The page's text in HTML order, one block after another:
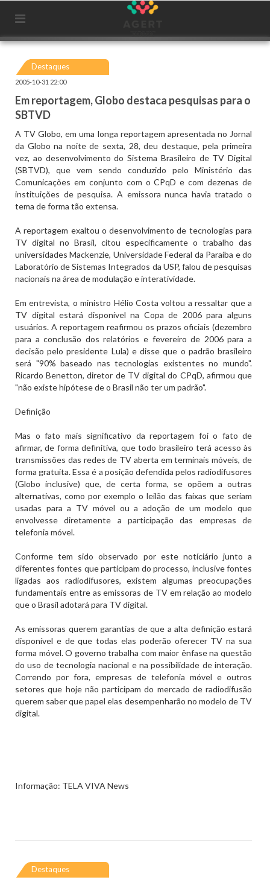
Destaques
2005-10-31 22:00
Em reportagem, Globo destaca pesquisas para o
SBTVD
A TV Globo, em uma longa reportagem apresentada no Jornal
da Globo na noite de sexta, 28, deu destaque, pela primeira
vez, ao desenvolvimento do Sistema Brasileiro de TV Digital
(SBTVD), que vem sendo conduzido pelo Ministério das
Comunicações em conjunto com o CPqD e com dezenas de
instituições de pesquisa. A emissora nunca havia tratado o
tema de forma tão extensa.
A reportagem exaltou o desenvolvimento de tecnologias para
TV digital no Brasil, citou especificamente o trabalho das
universidades Mackenzie, Universidade Federal da Paraíba e do
Laboratório de Sistemas Integrados da USP, falou de pesquisas
nacionais na área de modulação e interatividade.
Em entrevista, o ministro Hélio Costa voltou a ressaltar que a
TV digital estará disponível na Copa de 2006 para alguns
usuários. A reportagem reafirmou os prazos oficiais (dezembro
para a conclusão dos relatórios e fevereiro de 2006 para a
decisão pelo presidente Lula) e disse que o padrão brasileiro
será "90% baseado nas tecnologias existentes no mundo".
Ricardo Benetton, diretor de TV digital do CPqD, afirmou que
"não existe hipótese de o Brasil não ter um padrão".
Definição
Mas o fato mais significativo da reportagem foi o fato de
afirmar, de forma definitiva, que todo brasileiro terá acesso às
transmissões das redes de TV aberta em terminais móveis, de
forma gratuita. Essa é a posição defendida pelos radiodifusores
(Globo inclusive) que, de certa forma, se opõem a outras
alternativas, como por exemplo o leilão das faixas que seriam
usadas para a TV móvel ou a adoção de um modelo que
envolvesse diretamente a participação das empresas de
telefonia móvel.
Conforme tem sido observado por este notíciário junto a
diferentes fontes que participam do processo, inclusive fontes
ligadas aos radiodifusores, existem algumas preocupações
fundamentais entre as emissoras de TV em relação ao modelo
que o Brasil adotará para TV digital.
As emissoras querem garantias de que a alta definição estará
disponível e de que todas elas poderão oferecer TV na sua
forma móvel. O governo trabalha com maior ênfase na questão
do uso de tecnologia nacional e na possibilidade de interação.
Correndo por fora, empresas de telefonia móvel e outros
setores que hoje não participam do mercado de radiodifusão
querem saber que papel elas desempenharão no modelo de TV
digital.
Informação: TELA VIVA News
Destaques